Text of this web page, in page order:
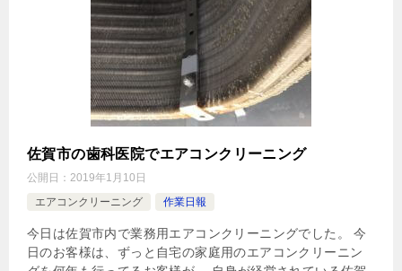
佐賀市の歯科医院でエアコンクリーニング
公開日： 2019年1月10日
エアコンクリーニング
作業日報
今日は佐賀市内で業務用エアコンクリーニングでした。 今
日のお客様は、ずっと自宅の家庭用のエアコンクリーニン